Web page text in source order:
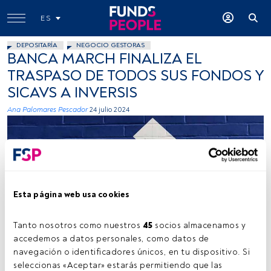
Esta página web usa cookies
Tanto nosotros como nuestros 45 socios almacenamos y
accedemos a datos personales, como datos de
navegación o identificadores únicos, en tu dispositivo. Si
seleccionas «Aceptar» estarás permitiendo que las
ES
DEPOSITARÍA NEGOCIO GESTORAS
BANCA MARCH FINALIZA EL
TRASPASO DE TODOS SUS FONDOS Y
SICAVS A INVERSIS
Ana Palomares Pescador 24 julio 2024
Tiempo lectura: 1 min.